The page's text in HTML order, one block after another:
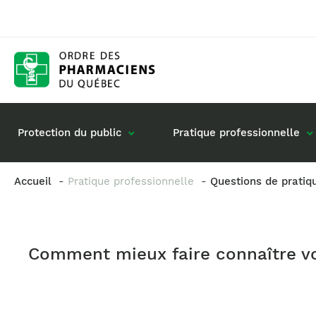
Protection du public Pratique professionnelle
Exercice en société
Accueil Pratique professionnelle Questions de
Comment mieux faire connaître